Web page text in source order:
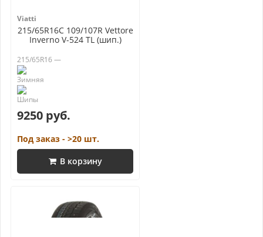
Viatti
215/65R16C 109/107R Vettore
Inverno V-524 TL (шип.)
215/65R16 —
9250 руб.
Под заказ - >20 шт.
В корзину